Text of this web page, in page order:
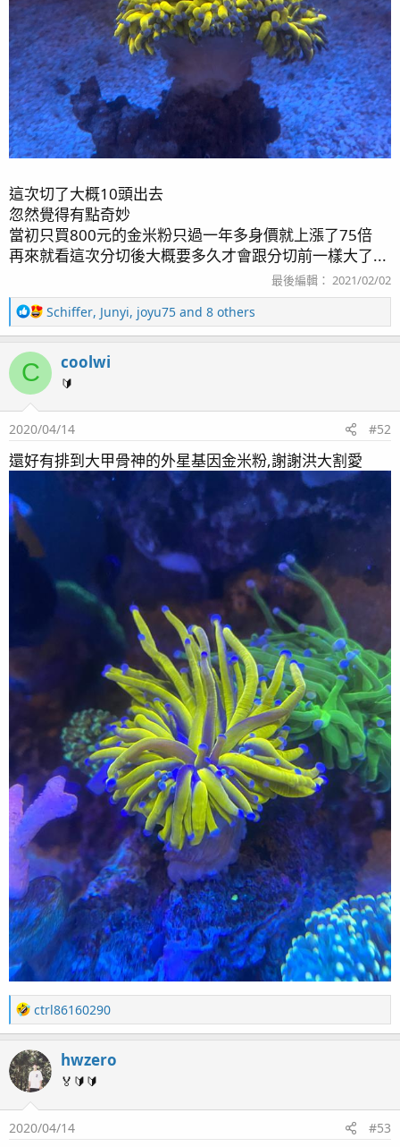
這次切了大概10頭出去
忽然覺得有點奇妙
當初只買800元的金米粉只過一年多身價就上漲了75倍
再來就看這次分切後大概要多久才會跟分切前一樣大了...
最後編輯： 2021/02/02
R
e
c
t
o
n
：
Schiffer, Junyi, joyu75 and 8 others
C coolwi
🔰
2020/04/14 #52
還好有排到大甲骨神的外星基因金米粉,謝謝洪大割愛
R
e
c
t
i
o
n
ctrl86160290
hwzero
🏅🔰🔰
2020/04/14 #53